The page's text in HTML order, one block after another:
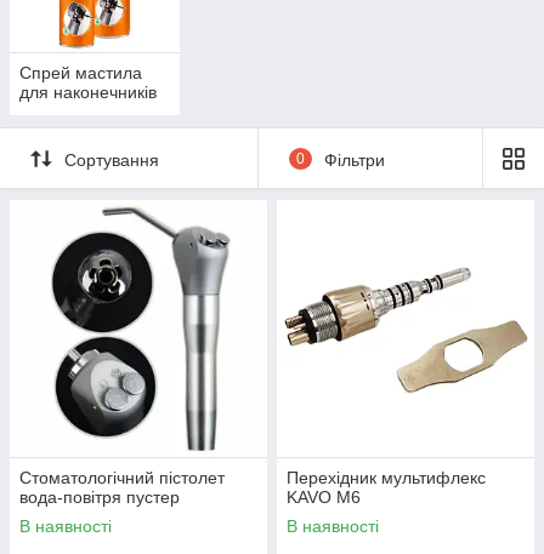
Спрей мастила
для наконечників
Сортування 0 Фільтри
Стоматологічний пістолет
вода-повітря пустер
В наявності
Перехідник мультифлекс
KAVO М6
В наявності